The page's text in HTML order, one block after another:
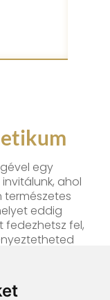
egy
ahol
természetes
eddig
fedezhetsz fel,
és